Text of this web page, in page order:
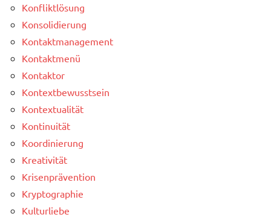
Konfliktlösung
Konsolidierung
Kontaktmanagement
Kontaktmenü
Kontaktor
Kontextbewusstsein
Kontextualität
Kontinuität
Koordinierung
Kreativität
Krisenprävention
Kryptographie
Kulturliebe